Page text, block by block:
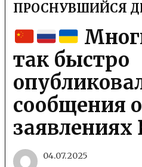
POSTED
IN
ПРОСНУВШИЙСЯ
так быстро
сообщения о
04.07.2025